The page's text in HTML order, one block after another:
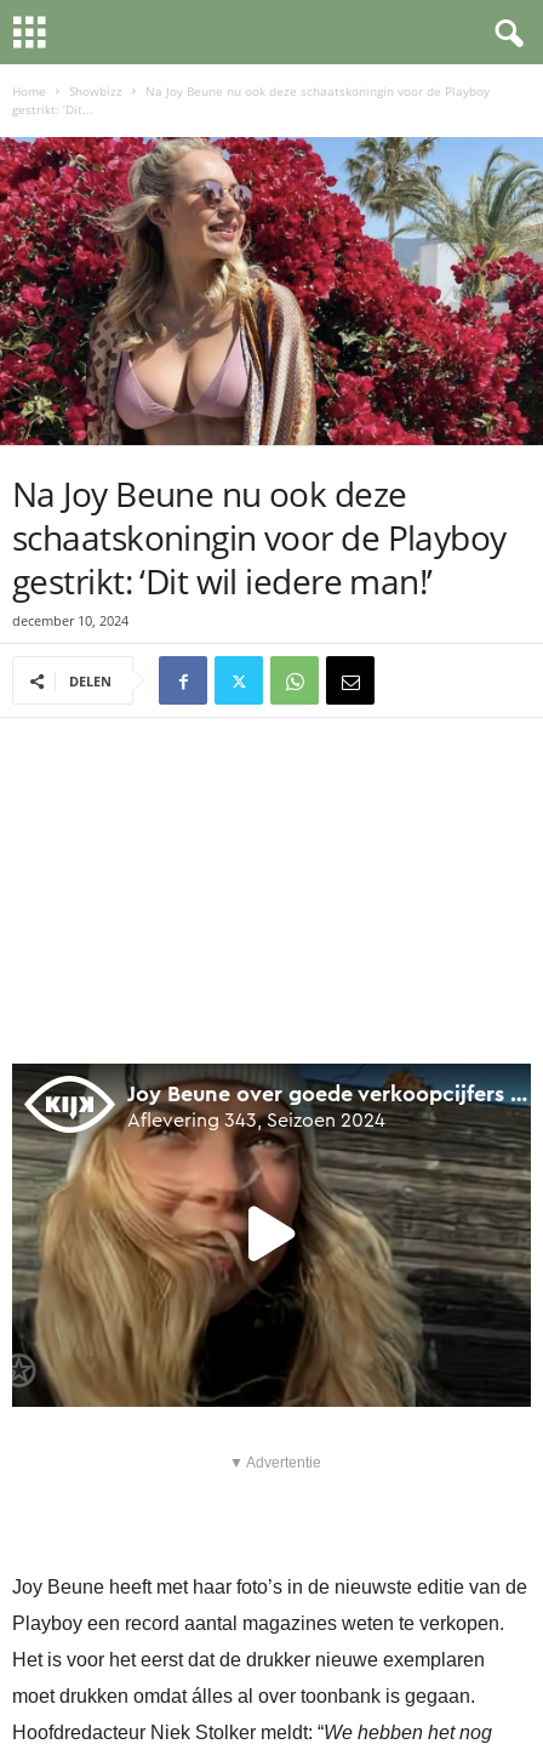
Home Showbizz
Na Joy Beune nu ook deze schaatskoningin voor de Playboy
gestrikt: ‘Dit...
Na Joy Beune nu ook deze
schaatskoningin voor de Playboy
gestrikt: ‘Dit wil iedere man!’
december 10, 2024
DELEN
▼ Advertentie
Joy Beune heeft met haar foto’s in de nieuwste editie van de
Playboy een record aantal magazines weten te verkopen.
Het is voor het eerst dat de drukker nieuwe exemplaren
moet drukken omdat álles al over toonbank is gegaan.
Hoofdredacteur Niek Stolker meldt: “We hebben het nog